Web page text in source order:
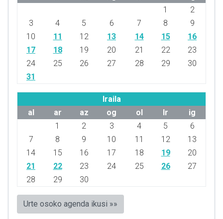
1
2
3
4 5 6 7 8
9
10
11 12 13 14 15
16
17
18 19 20 21 22
23
24
25 26 27 28 29
30
31
Iraila
al
ar az og ol lr
ig
1
2 3 4 5
6
7
8 9 10 11 12
13
14
15 16 17 18 19
20
21
22 23 24 25 26
27
28
29 30
Urte osoko agenda ikusi »»